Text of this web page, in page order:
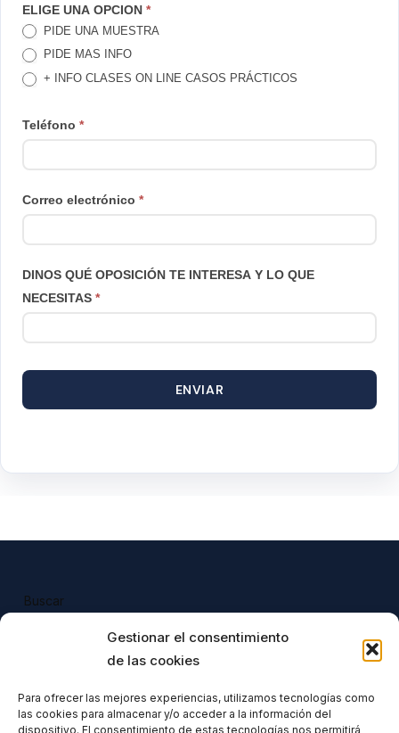
Gestionar el consentimiento
de las cookies
Para ofrecer las mejores experiencias, utilizamos tecnologías como
las cookies para almacenar y/o acceder a la información del
dispositivo. El consentimiento de estas tecnologías nos permitirá
TE
LLAMAMOS
ELIGE UNA OPCION *
PIDE UNA MUESTRA
PIDE MAS INFO
+ INFO CLASES ON LINE CASOS PRÁCTICOS
Teléfono *
Correo electrónico *
DINOS QUÉ OPOSICIÓN TE INTERESA Y LO QUE
NECESITAS *
ENVIAR
Buscar
Todos nuestros productos tienen